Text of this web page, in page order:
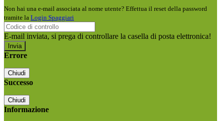
Non hai una e-mail associata al nome utente? Effettua il reset della password
tramite la Login Spaggiari
E-mail inviata, si prega di controllare la casella di posta elettronica!
Errore
Chiudi
Successo
Chiudi
Informazione